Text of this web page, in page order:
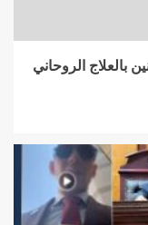
بالعلاج الروحاني